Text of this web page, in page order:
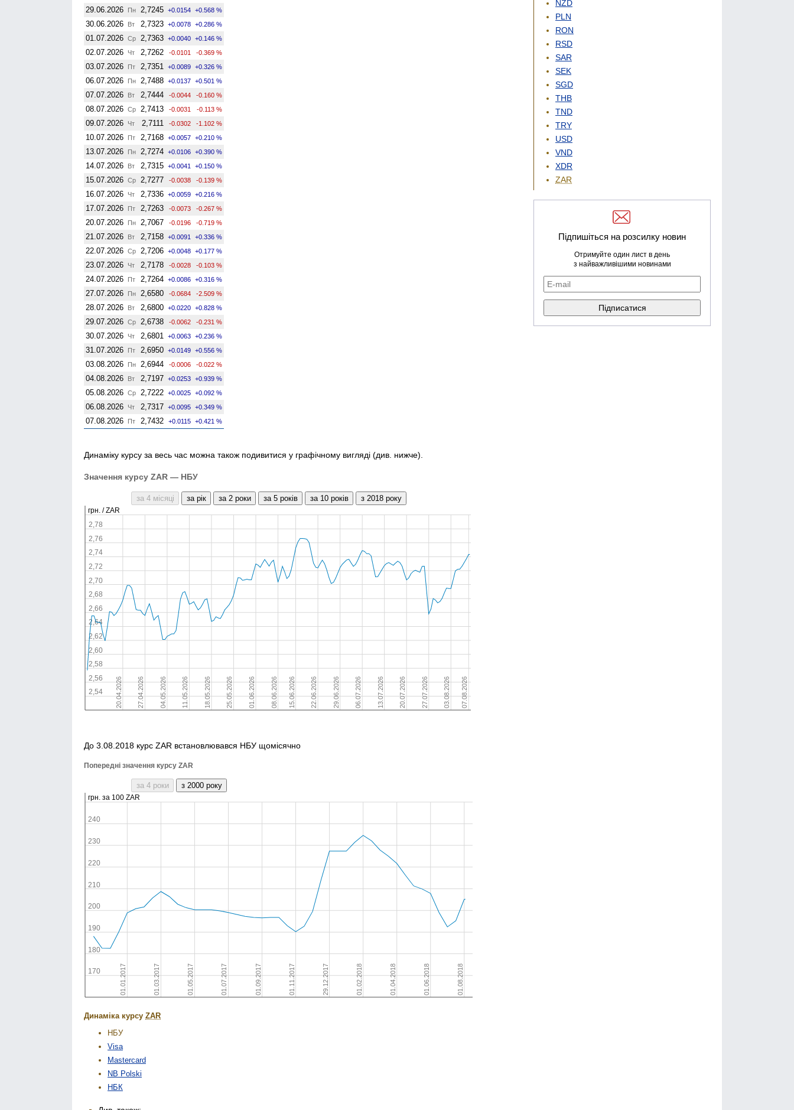
29.06.2026 Пн 2,7245 +0.0154 +0.568 %
30.06.2026 Вт 2,7323 +0.0078 +0.286 %
01.07.2026 Ср 2,7363 +0.0040 +0.146 %
02.07.2026 Чт 2,7262 -0.0101 -0.369 %
03.07.2026 Пт 2,7351 +0.0089 +0.326 %
06.07.2026 Пн 2,7488 +0.0137 +0.501 %
07.07.2026 Вт 2,7444 -0.0044 -0.160 %
08.07.2026 Ср 2,7413 -0.0031 -0.113 %
09.07.2026 Чт 2,7111 -0.0302 -1.102 %
10.07.2026 Пт 2,7168 +0.0057 +0.210 %
13.07.2026 Пн 2,7274 +0.0106 +0.390 %
14.07.2026 Вт 2,7315 +0.0041 +0.150 %
15.07.2026 Ср 2,7277 -0.0038 -0.139 %
16.07.2026 Чт 2,7336 +0.0059 +0.216 %
17.07.2026 Пт 2,7263 -0.0073 -0.267 %
20.07.2026 Пн 2,7067 -0.0196 -0.719 %
21.07.2026 Вт 2,7158 +0.0091 +0.336 %
22.07.2026 Ср 2,7206 +0.0048 +0.177 %
23.07.2026 Чт 2,7178 -0.0028 -0.103 %
24.07.2026 Пт 2,7264 +0.0086 +0.316 %
27.07.2026 Пн 2,6580 -0.0684 -2.509 %
28.07.2026 Вт 2,6800 +0.0220 +0.828 %
29.07.2026 Ср 2,6738 -0.0062 -0.231 %
30.07.2026 Чт 2,6801 +0.0063 +0.236 %
31.07.2026 Пт 2,6950 +0.0149 +0.556 %
03.08.2026 Пн 2,6944 -0.0006 -0.022 %
04.08.2026 Вт 2,7197 +0.0253 +0.939 %
05.08.2026 Ср 2,7222 +0.0025 +0.092 %
06.08.2026 Чт 2,7317 +0.0095 +0.349 %
07.08.2026 Пт 2,7432 +0.0115 +0.421 %
Динаміку курсу за весь час можна також подивитися у графічному вигляді (див. нижче).
Значення курсу ZAR — НБУ
До 3.08.2018 курс ZAR встановлювався НБУ щомісячно
Попередні значення курсу ZAR
Динаміка курсу ZAR
НБУ
Visa
Mastercard
NB Polski
НБК
NZD
PLN
RON
RSD
SAR
SEK
SGD
THB
TND
TRY
USD
VND
XDR
ZAR
Підпишіться на розсилку новин
Отримуйте один лист в день
з найважливішими новинами